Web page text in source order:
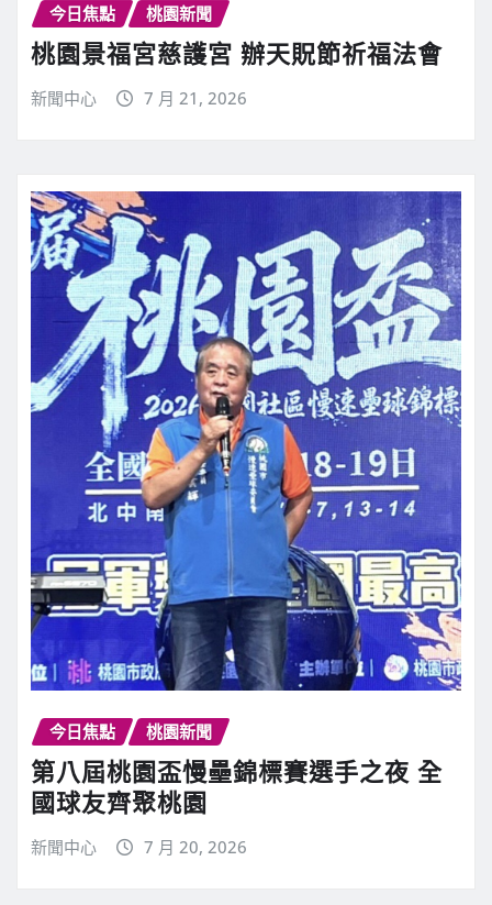
今日焦點 桃園新聞
桃園景福宮慈護宮 辦天貺節祈福法會
新聞中心 7 月 21, 2026
今日焦點 桃園新聞
第八屆桃園盃慢壘錦標賽選手之夜 全
國球友齊聚桃園
新聞中心 7 月 20, 2026